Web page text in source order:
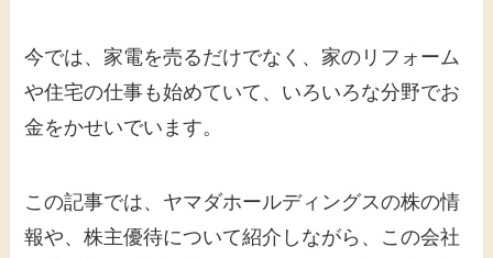
今では、家電を売るだけでなく、家のリフォーム
や住宅の仕事も始めていて、いろいろな分野でお
金をかせいでいます。
この記事では、ヤマダホールディングスの株の情
報や、株主優待について紹介しながら、この会社